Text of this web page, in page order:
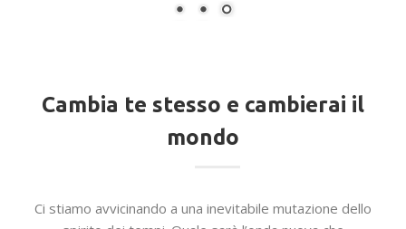
Cambia te stesso e cambierai il
mondo
Ci stiamo avvicinando a una inevitabile mutazione dello